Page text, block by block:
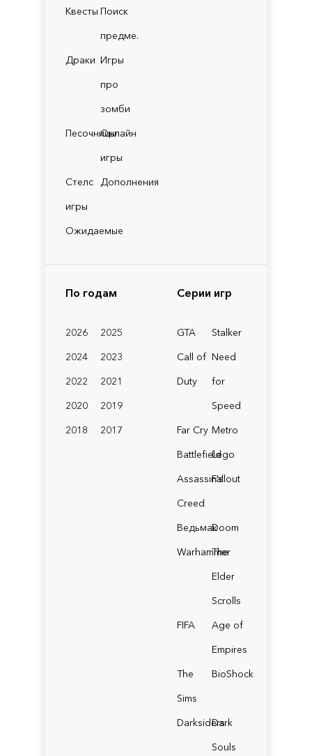
Квесты Поиск
предме.
Драки Игры
про
зомби
ПесочницыОнлайн
игры
Стелс
игры
Дополнения
Ожидаемые
По годам
2026
2025
2024
2023
2022
2021
2020
2019
2018
2017
Серии игр
GTA
Stalker
Call of
Duty
Need
for
Speed
Far Cry Metro
BattlefieldLego
Assassin's
Creed
Fallout
ВедьмакDoom
Warhammer
The
Elder
Scrolls
FIFA
Age of
Empires
The
Sims
BioShock
Darksiders
Dark
Souls